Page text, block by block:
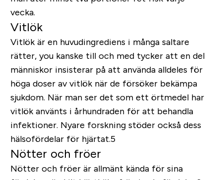
vecka.
Vitlök
Vitlök är en huvudingrediens i många saltare
rätter, you kanske till och med tycker att en del
människor insisterar på att använda alldeles för
höga doser av vitlök när de försöker bekämpa
sjukdom. När man ser det som ett örtmedel har
vitlök använts i århundraden för att behandla
infektioner. Nyare forskning stöder också dess
hälsofördelar för hjärtat.5
Nötter och fröer
Nötter och fröer är allmänt kända för sina